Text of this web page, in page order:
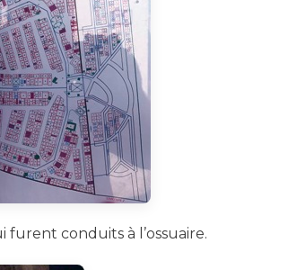
conduits à l’ossuaire.